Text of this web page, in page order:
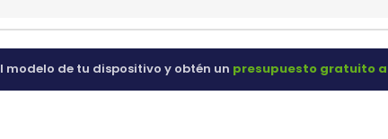
modelo de tu dispositivo y obtén un presupuesto gratuito